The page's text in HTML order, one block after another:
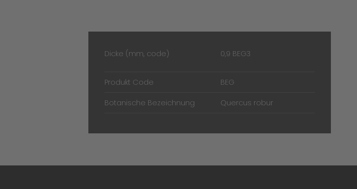
Dicke (mm, code) 0,9 BEG3
Produkt Code BEG
Botanische Bezeichnung Quercus robur